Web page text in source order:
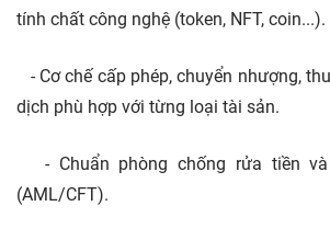
tính chất công nghệ (token, NFT, coin...).
- Cơ chế cấp phép, chuyển nhượng,
dịch phù hợp với từng loại tài sản.
- Chuẩn phòng chống rửa tiền
(AML/CFT).